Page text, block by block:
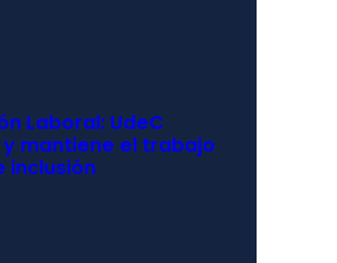
Laboral: UdeC
mantiene el trabajo
inclusión